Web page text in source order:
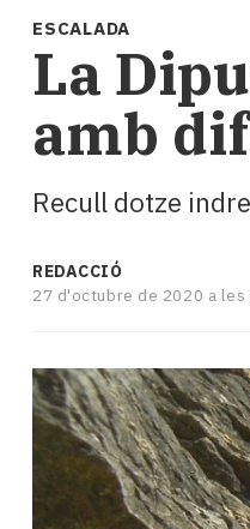
i
Cultura
Esports
Mai
tant!
i
El
temps
Enquestes
A
escena!
ESCALADA
La
amb
Recull dotze
REDACCIÓ
27 d'octubre de 2020 a les